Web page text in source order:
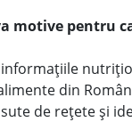
motive pentru
informațiile
din
de rețete și